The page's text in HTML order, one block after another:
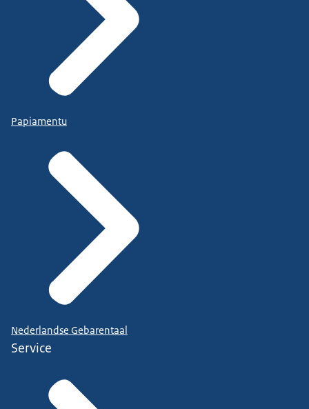
Papiamentu
Nederlandse Gebarentaal
Service